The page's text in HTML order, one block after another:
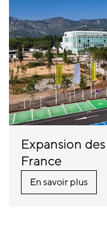
Expansion
France
En savoir plus